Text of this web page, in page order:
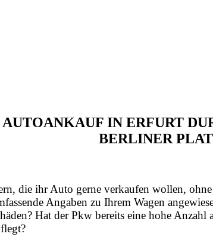
IN ERFURT
BERLINER
die ihr Auto gerne verkaufen wollen,
Angaben zu Ihrem Wagen
Hat der Pkw bereits eine hohe